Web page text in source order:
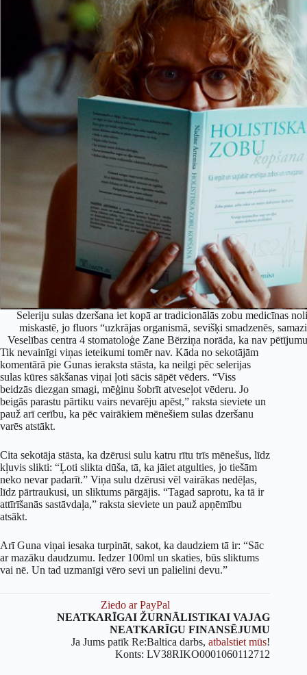
Seleriju sulas dzeršana iet kopā ar tradicionālās zobu medicīnas
miskastē, jo fluors “uzkrājas organismā, sevišķi smadzenēs,
Veselības centra 4 stomatoloģe Zane Bērziņa norāda, ka nav
Tik nevainīgi viņas ieteikumi tomēr nav. Kāda no sekotājām
komentārā pie Gunas ieraksta stāsta, ka neilgi pēc selerijas
sulas kūres sākšanas viņai ļoti sācis sāpēt vēders. “Viss
beidzās diezgan smagi, mēģinu šobrīt atveseļot vēderu. Jo
beigās parastu pārtiku vairs nevarēju apēst,” raksta sieviete un
pauž arī cerību, ka pēc vairākiem mēnešiem sulas dzeršanu
varēs atstākt.
Cita sekotāja stāsta, ka dzērusi sulu katru rītu trīs mēnešus, līdz
kļuvis slikti: “Ļoti slikta dūša, tā, ka jāiet atgulties, jo tiešām
neko nevar padarīt.” Viņa sulu dzērusi vēl vairākas nedēļas,
līdz pārtraukusi, un sliktums pārgājis. “Tagad saprotu, ka tā ir
attīrīšanās sastāvdaļa,” raksta sieviete un pauž apņēmību
atsākt.
Arī Guna viņai iesaka turpināt, sakot, ka daudziem tā ir: “Sāc
ar mazāku daudzumu. Iedzer 100ml un skaties, būs sliktums
vai nē. Un tad uzmanīgi vēro sevi un palielini devu.”
Ziedo ar PayPal
NEATKARĪGAI ŽURNĀLISTIKAI VAJAG
NEATKARĪGU FINANSĒJUMU
Ja Jums patīk Re:Baltica darbs,atbalstiet mūs!
Konts: LV38RIKO0001060112712